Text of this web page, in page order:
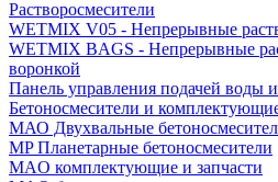
Растворосмесители
WETMIX V05 - Непрерывные
WETMIX BAGS - Непрерывные
воронкой
Панель управления подачей воды
Бетоносмесители и
МАО Двухвальные
MP Планетарные бетоносмесители
MAO комплектующие и запчасти